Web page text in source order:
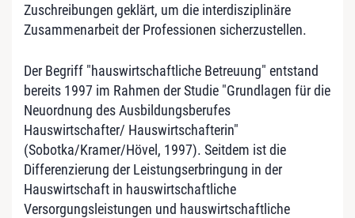
Zuschreibungen geklärt, um die interdisziplinäre
Zusammenarbeit der Professionen sicherzustellen.
Der Begriff "hauswirtschaftliche Betreuung" entstand
bereits 1997 im Rahmen der Studie "Grundlagen für die
Neuordnung des Ausbildungsberufes
Hauswirtschafter/ Hauswirtschafterin"
(Sobotka/Kramer/Hövel, 1997). Seitdem ist die
Differenzierung der Leistungserbringung in der
Hauswirtschaft in hauswirtschaftliche
Versorgungsleistungen und hauswirtschaftliche